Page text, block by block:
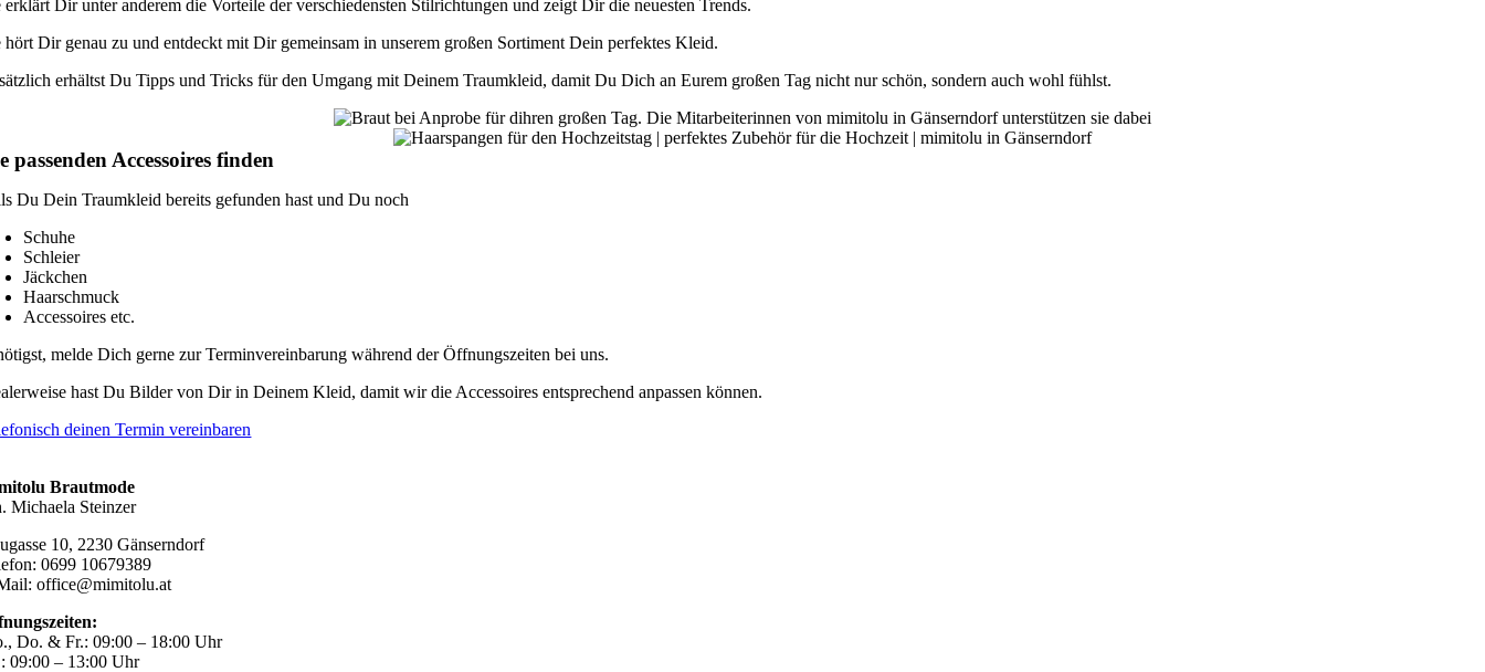
erklärt Dir unter anderem die Vorteile der verschiedensten Stilrichtungen und zeigt Dir die neuesten Trends.
hört Dir genau zu und entdeckt mit Dir gemeinsam in unserem großen Sortiment Dein perfektes Kleid.
erhältst Du Tipps und Tricks für den Umgang mit Deinem Traumkleid, damit Du Dich an Eurem großen Tag nicht nur schön, sondern auch wohl fühlst.
passenden Accessoires finden
Du Dein Traumkleid bereits gefunden hast und Du noch
Schuhe
Schleier
Jäckchen
Haarschmuck
Accessoires etc.
melde Dich gerne zur Terminvereinbarung während der Öffnungszeiten bei uns.
hast Du Bilder von Dir in Deinem Kleid, damit wir die Accessoires entsprechend anpassen können.
deinen Termin vereinbaren
Brautmode
Michaela Steinzer
10, 2230 Gänserndorf
0699 10679389
office@mimitolu.at
Do. & Fr.: 09:00 – 18:00 Uhr
09:00 – 13:00 Uhr